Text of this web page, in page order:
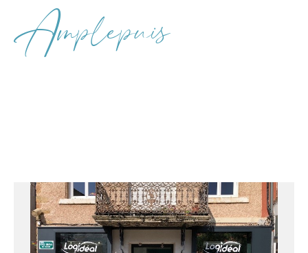
Amplepuis
Budget
Ville